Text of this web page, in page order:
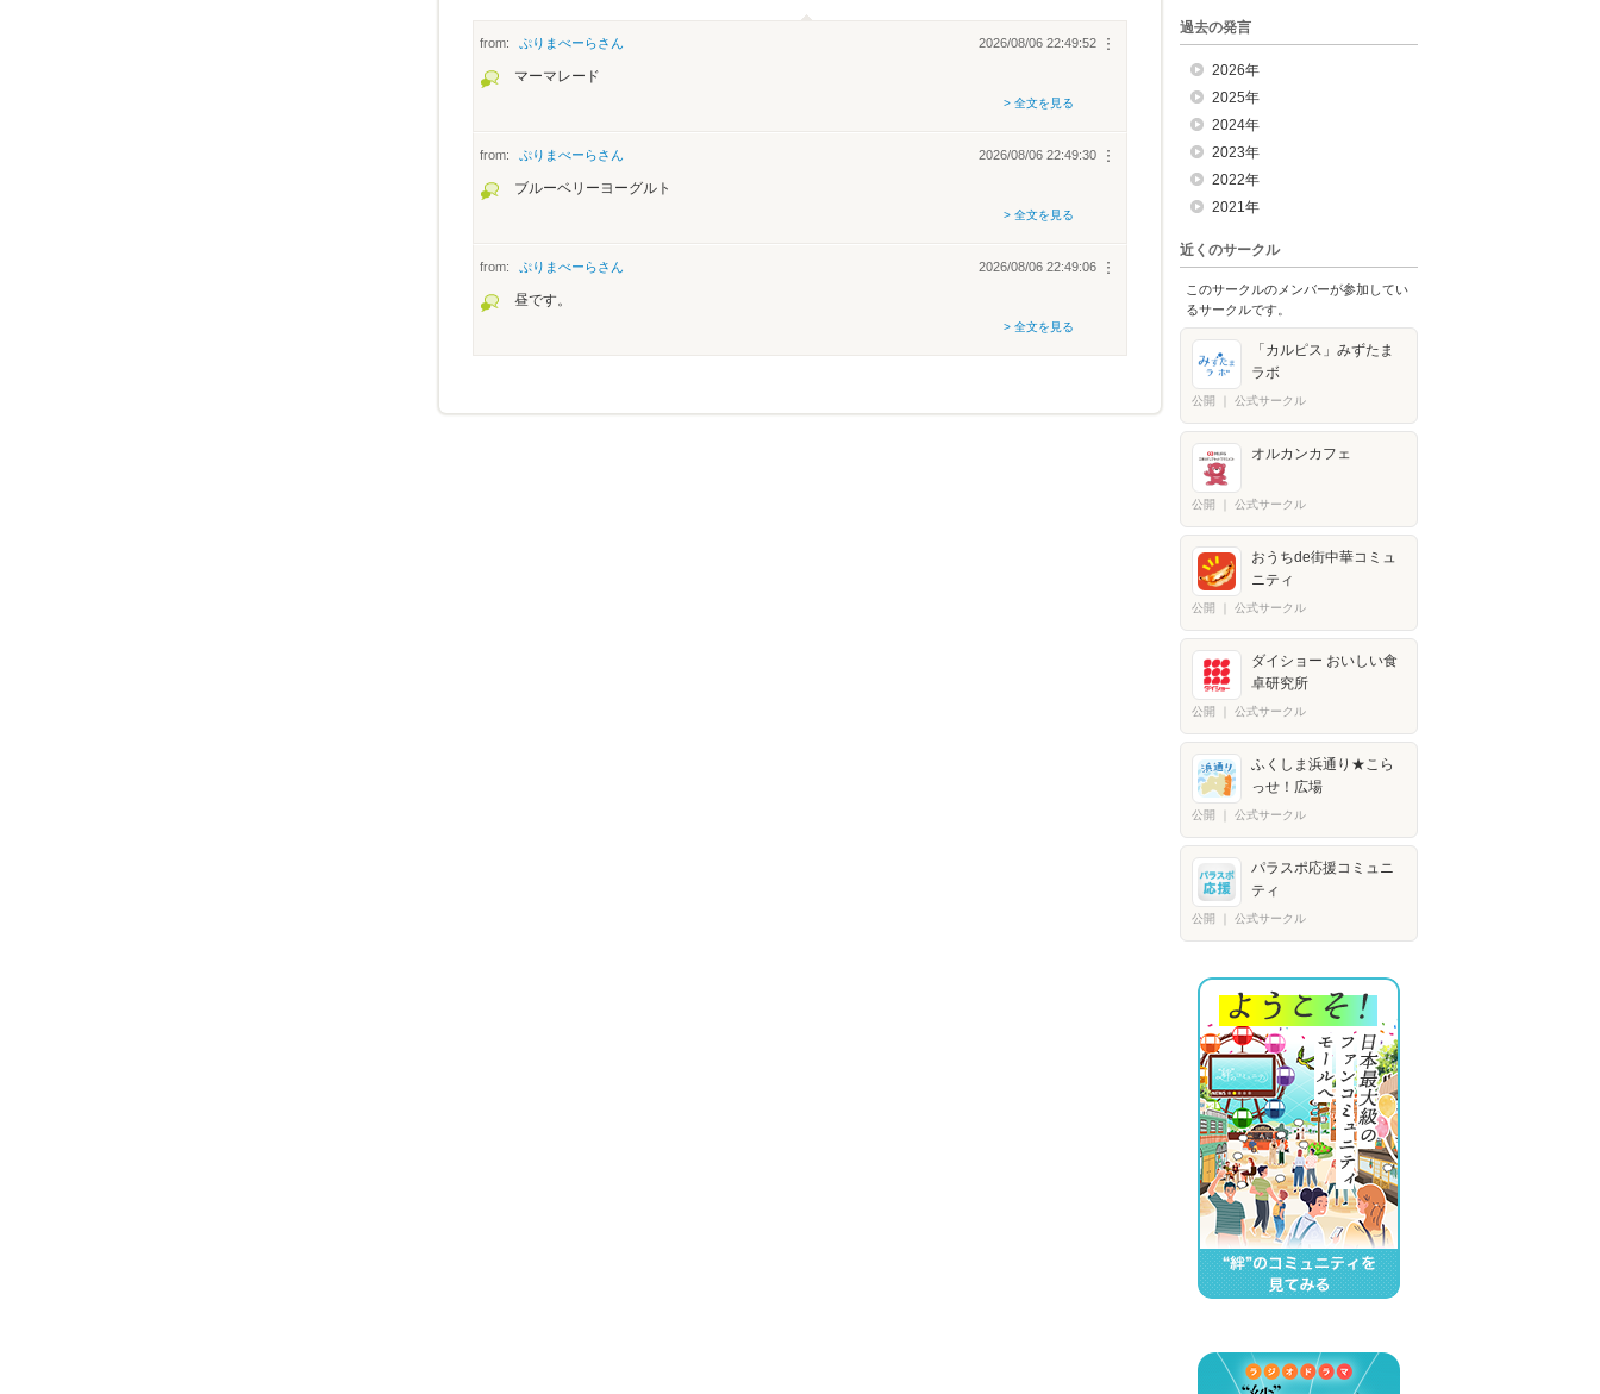
from: ぷりまべーらさん ︙
2026/08/06 22:49:52
マーマレード
> 全文を見る
from: ぷりまべーらさん ︙
2026/08/06 22:49:30
ブルーベリーヨーグルト
> 全文を見る
from: ぷりまべーらさん ︙
2026/08/06 22:49:06
昼です。
> 全文を見る
過去の発言
2026年
2025年
2024年
2023年
2022年
2021年
近くのサークル
このサークルのメンバーが参加してい
るサークルです。
「カルピス」みずたま
ラボ
公開 公式サークル
オルカンカフェ
公開 公式サークル
おうちde街中華コミュ
ニティ
公開 公式サークル
ダイショー おいしい食
卓研究所
公開 公式サークル
ふくしま浜通り★こら
っせ！広場
公開 公式サークル
パラスポ応援コミュニ
ティ
公開 公式サークル